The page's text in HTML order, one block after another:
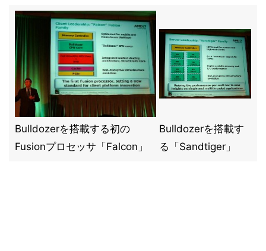
Bulldozerを搭載する初の
Fusionプロセッサ「Falcon」
Bulldozerを搭載す
る「Sandtiger」